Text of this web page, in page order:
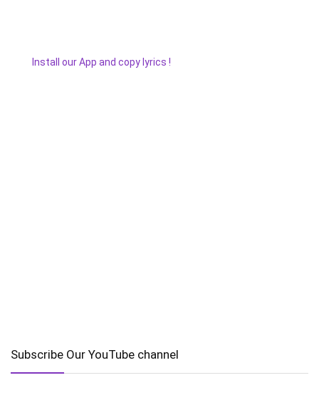
Install our App and copy lyrics !
Subscribe Our YouTube channel